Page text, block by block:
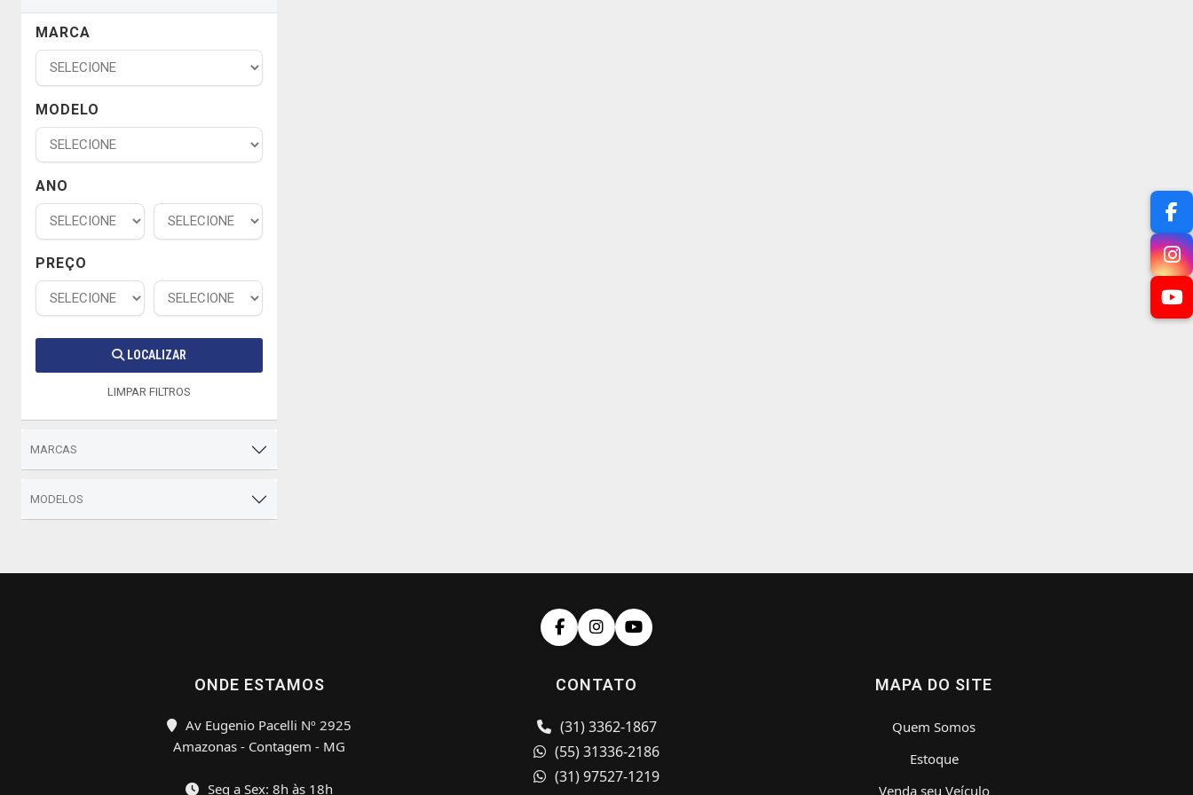
MARCA
MODELO
ANO
PREÇO
LOCALIZAR
LIMPAR FILTROS
MARCAS
MODELOS
ONDE ESTAMOS
Av Eugenio Pacelli Nº 2925
Amazonas - Contagem - MG
Seg a Sex: 8h às 18h
CONTATO
(31) 3362-1867
(55) 31336-2186
(31) 97527-1219
MAPA DO SITE
Quem Somos
Estoque
Venda seu Veículo